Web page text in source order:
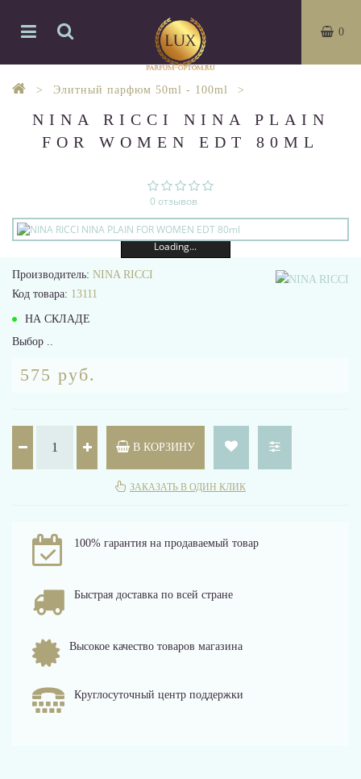
0
Элитный парфюм 50ml - 100ml
NINA RICCI NINA PLAIN
FOR WOMEN EDT 80ML
0 отзывов
Loading...
Производитель: NINA RICCI
Код товара: 13111
НА СКЛАДЕ
Выбор ..
575 руб.
В КОРЗИНУ
ЗАКАЗАТЬ В ОДИН КЛИК
100% гарантия на продаваемый товар
Быстрая доставка по всей стране
Высокое качество товаров магазина
Круглосуточный центр поддержки